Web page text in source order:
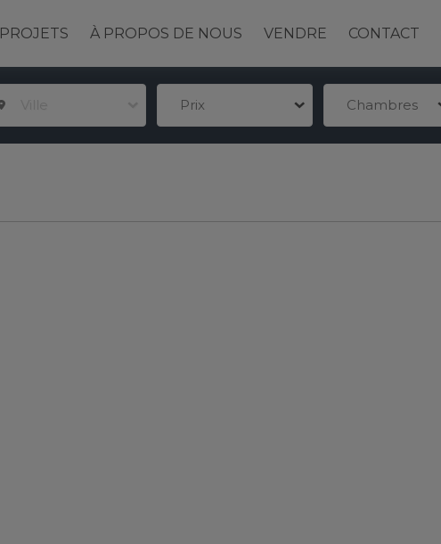
PROJETS À PROPOS DE NOUS VENDRE CONTACT
Prix Chambres